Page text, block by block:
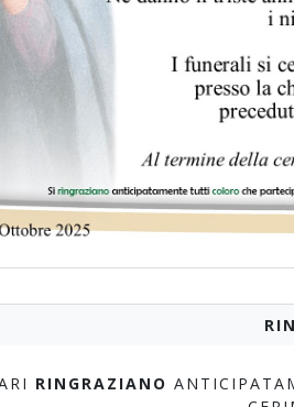
RINGRAZIANO